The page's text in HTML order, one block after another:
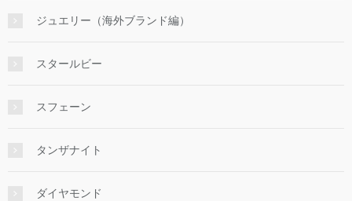
ジュエリー（海外ブランド編）
スタールビー
スフェーン
タンザナイト
ダイヤモンド